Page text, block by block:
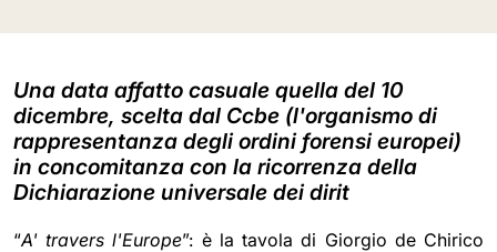
Una data affatto casuale quella del 10
dicembre, scelta dal Ccbe (l'organismo di
rappresentanza degli ordini forensi europei)
in concomitanza con la ricorrenza della
Dichiarazione universale dei dirit
“A' travers l'Europe”: è la tavola di Giorgio de Chirico